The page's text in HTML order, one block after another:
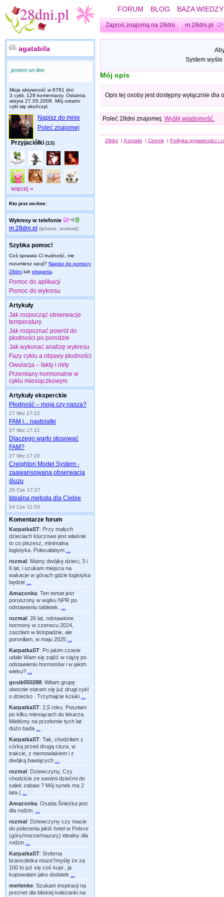
FORUM BLOG BAZA WIEDZY
Zaproś znajomą na 28dni m.28dni.pl
agatabila
jestem on-line
Moja aktywność w 6781 dni:
3 cykli, 129 komentarzy. Ostatnia
wizyta 27.05.2008 . Mój ostatni
cykl się skończył.
Napisz do mnie
Poleć znajomej
Przyjaciółki (13)
więcej »
Kto jest on-line:
Wykresy w telefonie
m.28dni.pl (iphone, android)
Szybka pomoc!
Coś sprawia Ci trudność, nie
rozumiesz opcji? Napisz do pomocy
28dni lub eksperta
Pomoc do aplikacji
Pomoc do wykresu
Artykuły
Jak rozpocząć obserwacje
temperatury
Jak rozpoznać powrót do
płodności po porodzie
Jak wykonać analizę wykresu
Fazy cyklu a objawy płodności
Owulacja – fakty i mity
Przemiany hormonalne w
cyklu miesiączkowym
Artykuły eksperckie
Płodność – moja czy nasza?
27 Wrz 17:22
FAM i... nastolatki
27 Wrz 17:21
Dlaczego warto stosować
FAM?
27 Wrz 17:20
Creighton Model System -
zaawansowana obserwacja
śluzu
20 Cze 17:27
Idealna metoda dla Ciebie
14 Cze 11:53
Komentarze forum
KarpatkaST: Przy małych
dzieciach kluczowe jest właśnie
to co piszesz, minimalna
logistyka. Polecałabym
rozmal: Mamy dwójkę dzieci, 3 i
6 lat, i szukam miejsca na
wakacje w górach gdzie logistyka
będzie
Amazonka: Ten temat jest
poruszony w wątku NPR po
odstawieniu tabletek.
rozmal: 26 lat, odstawione
hormony w czerwcu 2024,
zaszłam w listopadzie, ale
poroniłam, w maju 2025
KarpatkaST: Po jakim czasie
udało Wam się zajść w ciążę po
odstawieniu hormonów i w jakim
wieku?
gosik050288: Witam grupę
obecnie staram się już drugi cykl
o dziecko . Trzymajcie kciuki
KarpatkaST: 2,5 roku. Poszłam
po kilku miesiącach do lekarza.
Mieliśmy na przełomie tych lat
dużo bada
KarpatkaST: Tak, chodziłam z
córką przed drugą cisza, w
trakcie, z niemowlakiem i z
dwójką bawiących
rozmal: Dziewczyny, Czy
chodzicie ze swoimi dziećmi do
salek zabaw ? Mój synek ma 2
lata (
Amazonka: Osada Śnieżka jest
dla rodzin.
rozmal: Dziewczyny czy macie
do polecenia jakiś hotel w Polsce
(góry/morze/mazury) idealny dla
rodzin
KarpatkaST: Srebrna
bransoletka moze?myślę że za
100 to już się coś kupi , ja
kupowałam jako dodatek
merlenke: Szukam inspiracji na
preznet dla bliskiej koleżanki na
System
Mój opis
Opis tej osoby jest dostępny wyłącznie dla
Poleć 28dni znajomej. Wyślij wiadomość.
28dni | Kontakt | Cennik | Polityka prywatności i